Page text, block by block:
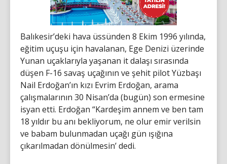
Balıkesir’deki hava üssünden 8 Ekim 1996 yılında,
eğitim uçuşu için havalanan, Ege Denizi üzerinde
Yunan uçaklarıyla yaşanan it dalaşı sırasında
düşen F-16 savaş uçağının ve şehit pilot Yüzbaşı
Nail Erdoğan’ın kızı Evrim Erdoğan, arama
çalışmalarının 30 Nisan’da (bugün) son ermesine
isyan etti. Erdoğan “Kardeşim annem ve ben tam
18 yıldır bu anı bekliyorum, ne olur emir verilsin
ve babam bulunmadan uçağı gün ışığına
çıkarılmadan dönülmesin’ dedi.